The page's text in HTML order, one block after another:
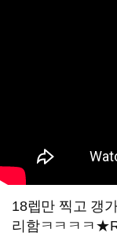
18렙만 찍고 갱
리함ㅋㅋㅋㅋ